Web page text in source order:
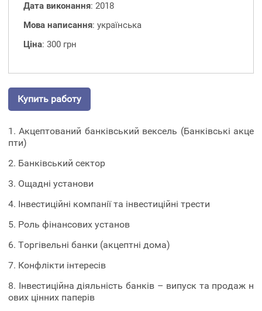
Дата виконання: 2018
Мова написання: українська
Ціна: 300 грн
Купить работу
1. Акцептований банківський вексель (Банківські акце
пти)
2. Банківський сектор
3. Ощадні установи
4. Інвестиційні компанії та інвестиційні трести
5. Роль фінансових установ
6. Торгівельні банки (акцептні дома)
7. Конфлікти інтересів
8. Інвестиційна діяльність банків – випуск та продаж н
ових цінних паперів